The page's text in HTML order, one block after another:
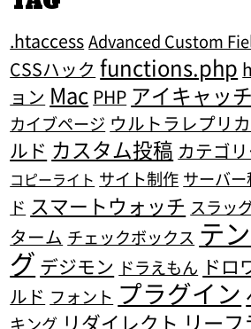
.htaccess Advanced Custom
CSSハック functions.php
ョン Mac PHP アイキャッチ
カイブページ ウルトラレプリカ
ルド カスタム投稿 カテゴ
コピーライト サイト制作 サーバ
ド スマートウォッチ スラッ
ターム チェックボックス テ
グ デジモン ドラえもん ドロ
ルド フォント プラグイン
キング リダイレクト リー